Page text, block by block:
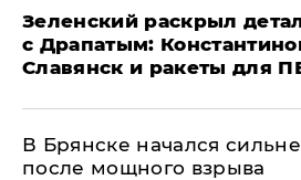
​Зеленский раскрыл
с Драпатым:
Славянск и ракеты для
В Брянске начался
после мощного взрыва